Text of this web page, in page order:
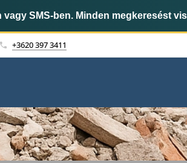
SMS-ben. Minden megkeresést
+3620 397 3411